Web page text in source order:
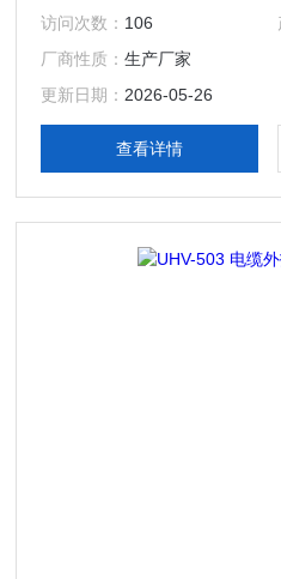
访问次数： 106
厂商性质：生产厂家
更新日期： 2026-05-26
查看详情